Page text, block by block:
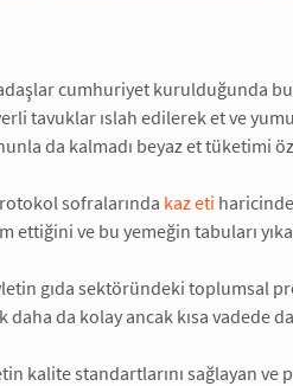
cumhuriyet kurulduğunda
tavuklar ıslah edilerek et ve
da kalmadı beyaz et tüketimi
sofralarında kaz eti
ettiğini ve bu yemeğin tabuları
gıda sektöründeki toplumsal
daha da kolay ancak kısa vadede
kalite standartlarını sağlayan ve